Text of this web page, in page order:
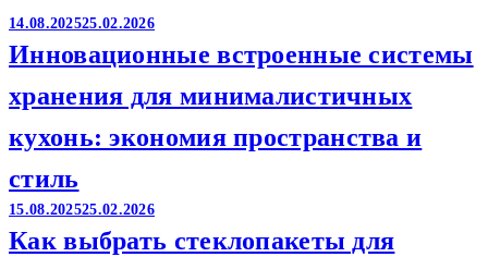
14.08.202525.02.2026
Инновационные встроенные системы
хранения для минималистичных
кухонь: экономия пространства и
стиль
15.08.202525.02.2026
Как выбрать стеклопакеты для